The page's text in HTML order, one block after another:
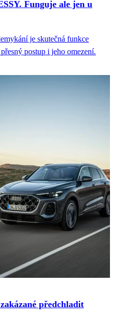
Funguje ale jen u
je skutečná funkce
postup i jeho omezení.
předchladit